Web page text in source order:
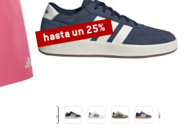
hasta un 25%